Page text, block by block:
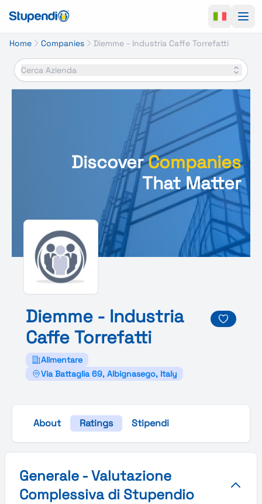
Home Companies Diemme - Industria Caffe Torrefatti
Cerca Azienda
DiscoverCompanies
That Matter
Diemme - Industria
Caffe Torrefatti
Alimentare
Via Battaglia 69, Albignasego, Italy
About Ratings Stipendi
Generale - Valutazione
Complessiva di Stupendio